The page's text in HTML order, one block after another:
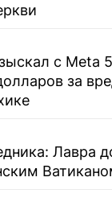
с Meta
за
Лавра